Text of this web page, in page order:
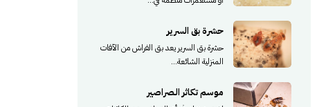
حشرة بق السرير
حشرة بق السرير يعد بق الفراش من الآفات
المنزلية الشائعة...
موسم تكاثر الصراصير